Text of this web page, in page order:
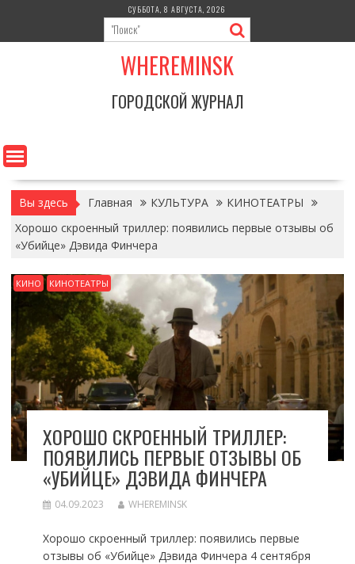
содержимому
СУББОТА, 8 АВГУСТА, 2026
WHEREMINSK
ГОРОДСКОЙ ЖУРНАЛ
Вы здесь Главная КУЛЬТУРА
КИНОТЕАТРЫ
Хорошо скроенный триллер: появились первые отзывы об
«Убийце» Дэвида Финчера
КИНО КИНОТЕАТРЫ
ХОРОШО СКРОЕННЫЙ ТРИЛЛЕР:
ПОЯВИЛИСЬ ПЕРВЫЕ ОТЗЫВЫ ОБ
«УБИЙЦЕ» ДЭВИДА ФИНЧЕРА
04.09.2023 WHEREMINSK
Хорошо скроенный триллер: появились первые
отзывы об «Убийце» Дэвида Финчера 4 сентября